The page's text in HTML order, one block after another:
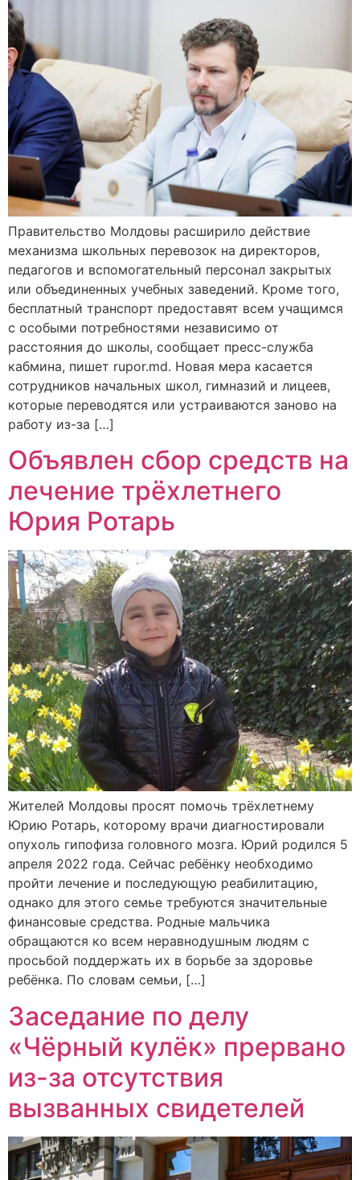
Правительство Молдовы расширило действие
механизма школьных перевозок на директоров,
педагогов и вспомогательный персонал закрытых
или объединенных учебных заведений. Кроме того,
бесплатный транспорт предоставят всем учащимся
с особыми потребностями независимо от
расстояния до школы, сообщает пресс-служба
кабмина, пишет rupor.md. Новая мера касается
сотрудников начальных школ, гимназий и лицеев,
которые переводятся или устраиваются заново на
работу из-за […]
Объявлен сбор средств на
лечение трёхлетнего
Юрия Ротарь
Жителей Молдовы просят помочь трёхлетнему
Юрию Ротарь, которому врачи диагностировали
опухоль гипофиза головного мозга. Юрий родился 5
апреля 2022 года. Сейчас ребёнку необходимо
пройти лечение и последующую реабилитацию,
однако для этого семье требуются значительные
финансовые средства. Родные мальчика
обращаются ко всем неравнодушным людям с
просьбой поддержать их в борьбе за здоровье
ребёнка. По словам семьи, […]
Заседание по делу
«Чёрный кулёк» прервано
из-за отсутствия
вызванных свидетелей